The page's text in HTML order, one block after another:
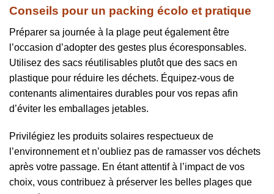
Conseils pour un packing écolo et pratique
Préparer sa journée à la plage peut également être
l’occasion d’adopter des gestes plus écoresponsables.
Utilisez des sacs réutilisables plutôt que des sacs en
plastique pour réduire les déchets. Équipez-vous de
contenants alimentaires durables pour vos repas afin
d’éviter les emballages jetables.
Privilégiez les produits solaires respectueux de
l’environnement et n’oubliez pas de ramasser vos déchets
après votre passage. En étant attentif à l’impact de vos
choix, vous contribuez à préserver les belles plages que